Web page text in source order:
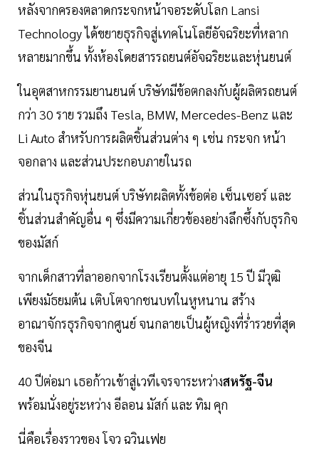
หลังจากครองตลาดกระจกหน้าจอระดับโลก Lansi
Technology ได้ขยายธุรกิจสู่เทคโนโลยีอัจฉริยะที่หลาก
หลายมากขึ้น ทั้งห้องโดยสารรถยนต์อัจฉริยะและหุ่นยนต์
ในอุตสาหกรรมยานยนต์ บริษัทมีข้อตกลงกับผู้ผลิตรถยนต์
กว่า 30 ราย รวมถึง Tesla, BMW, Mercedes-Benz และ
Li Auto สำหรับการผลิตชิ้นส่วนต่าง ๆ เช่น กระจก หน้า
จอกลาง และส่วนประกอบภายในรถ
ส่วนในธุรกิจหุ่นยนต์ บริษัทผลิตทั้งข้อต่อ เซ็นเซอร์ และ
ชิ้นส่วนสำคัญอื่น ๆ ซึ่งมีความเกี่ยวข้องอย่างลึกซึ้งกับธุรกิจ
ของมัสก์
จากเด็กสาวที่ลาออกจากโรงเรียนตั้งแต่อายุ 15 ปี มีวุฒิ
เพียงมัธยมต้น เติบโตจากชนบทในหูหนาน สร้าง
อาณาจักรธุรกิจจากศูนย์ จนกลายเป็นผู้หญิงที่ร่ำรวยที่สุด
ของจีน
40 ปีต่อมา เธอก้าวเข้าสู่เวทีเจรจาระหว่างสหรัฐ-จีน
พร้อมนั่งอยู่ระหว่าง อีลอน มัสก์ และ ทิม คุก
นี่คือเรื่องราวของ โจว ฉวินเฟย